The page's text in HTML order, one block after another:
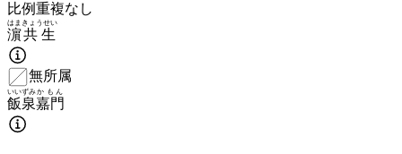
比例重複なし
濵
はま
共生
きょうせい
無所属
飯泉
いいずみ
嘉門
かもん